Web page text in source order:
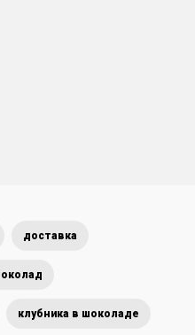
доставка
клубника в шоколаде